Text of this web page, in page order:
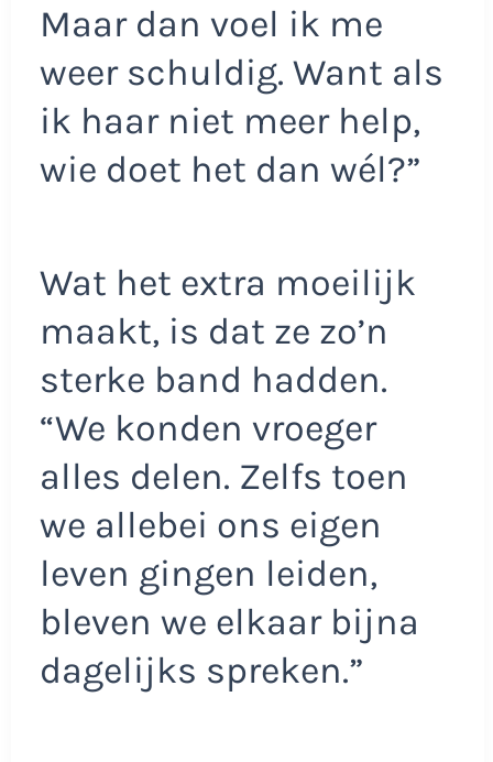
Maar dan voel ik me
weer schuldig. Want als
ik haar niet meer help,
wie doet het dan wél?”
Wat het extra moeilijk
maakt, is dat ze zo’n
sterke band hadden.
“We konden vroeger
alles delen. Zelfs toen
we allebei ons eigen
leven gingen leiden,
bleven we elkaar bijna
dagelijks spreken.”